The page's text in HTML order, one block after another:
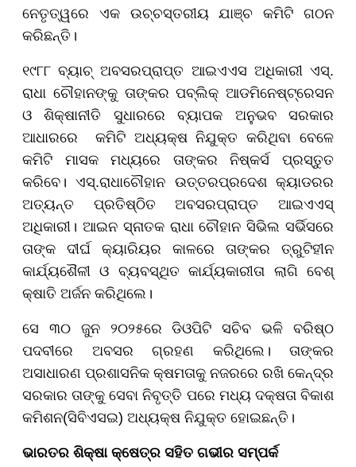
ନେତୃତ୍ୱରେ ଏକ ଉଚ୍ଚସ୍ତରୀୟ ଯାଞ୍ଚ କମିଟି ଗଠନ
କରିଛନ୍ତି।
୧୯୮୮ ବ୍ୟାଚ୍ ଅବସରପ୍ରାପ୍ତ ଆଇଏଏସ ଅଧିକାରୀ ଏସ୍.
ରାଧା ଚୌହାନଙ୍କୁ ତାଙ୍କର ପବ୍ଲିକ୍ ଆଡମିନେଷ୍ଟ୍ରେସନ
ଓ ଶିକ୍ଷାନୀତି ସୁଧାରରେ ବ୍ୟାପକ ଅନୁଭବ ସରକାର
ଆଧାରରେ କମିଟି ଅଧ୍ୟକ୍ଷ ନିଯୁକ୍ତ କରିଥିବା ବେଳେ
କମିଟି ମାସକ ମଧ୍ୟରେ ତାଙ୍କର ନିଷ୍କର୍ସ ପ୍ରସ୍ତୁତ
କରିବେ। ଏସ୍.ରାଧାଚୌହାନ ଉତ୍ତରପ୍ରଦେଶ କ୍ୟାଡରର
ଅତ୍ୟନ୍ତ ପ୍ରତିଷ୍ଠିତ ଅବସରପ୍ରାପ୍ତ ଆଇଏଏସ୍
ଅଧିକାରୀ। ଆଇନ ସ୍ନାତକ ରାଧା ଚୌହାନ ସିଭିଲ ସର୍ଭିସରେ
ତାଙ୍କ ଦୀର୍ଘ କ୍ୟାରିୟର କାଳରେ ତାଙ୍କର ତ୍ରୁଟିହୀନ
କାର୍ଯ୍ୟଶୈଳୀ ଓ ବ୍ୟବସ୍ଥିତ କାର୍ଯ୍ୟକାରୀତା ଲାଗି ବେଶ୍
କ୍ଷାତି ଅର୍ଜନ କରିଥିଲେ।
ସେ ୩୦ ଜୁନ ୨୦୨୫ରେ ଡିଓପିଟି ସଚିବ ଭଳି ବରିଷ୍ଠ
ପଦବୀରେ ଅବସର ଗ୍ରହଣ କରିଥିଲେ। ତାଙ୍କର
ଅସାଧାରଣ ପ୍ରଶାସନିକ କ୍ଷମତାକୁ ନଜରରେ ରଖି କେନ୍ଦ୍ର
ସରକାର ତାଙ୍କୁ ସେବା ନିବୃତ୍ତି ପରେ ମଧ୍ୟ ଦକ୍ଷତା ବିକାଶ
କମିଶନ(ସିବିଏସଇ) ଅଧ୍ୟକ୍ଷ ନିଯୁକ୍ତ ହୋଇଛନ୍ତି।
ଭାରତର ଶିକ୍ଷା କ୍ଷେତ୍ର ସହିତ ଗଭୀର ସମ୍ପର୍କ